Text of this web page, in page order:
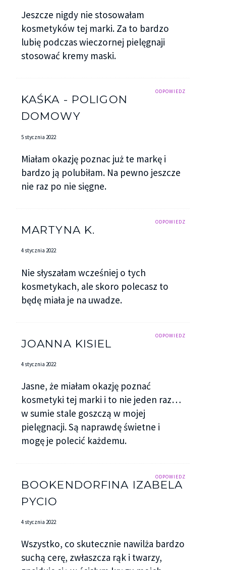
Jeszcze nigdy nie stosowałam
kosmetyków tej marki. Za to bardzo
lubię podczas wieczornej pielęgnaji
stosować kremy maski.
ODPOWIEDZ
KAŚKA - POLIGON
DOMOWY
5 stycznia 2022
Miałam okazję poznac już te markę i
bardzo ją polubiłam. Na pewno jeszcze
nie raz po nie sięgne.
ODPOWIEDZ
MARTYNA K.
4 stycznia 2022
Nie słyszałam wcześniej o tych
kosmetykach, ale skoro polecasz to
będę miała je na uwadze.
ODPOWIEDZ
JOANNA KISIEL
4 stycznia 2022
Jasne, że miałam okazję poznać
kosmetyki tej marki i to nie jeden raz…
w sumie stale goszczą w mojej
pielęgnacji. Są naprawdę świetne i
mogę je polecić każdemu.
ODPOWIEDZ
BOOKENDORFINA IZABELA
PYCIO
4 stycznia 2022
Wszystko, co skutecznie nawilża bardzo
suchą cerę, zwłaszcza rąk i twarzy,